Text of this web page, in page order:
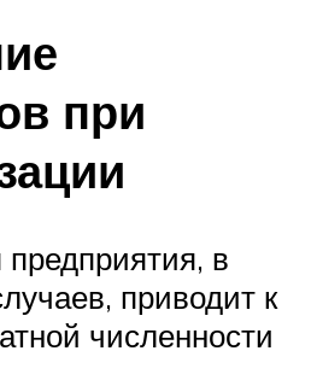
при
предприятия, в
приводит к
численности